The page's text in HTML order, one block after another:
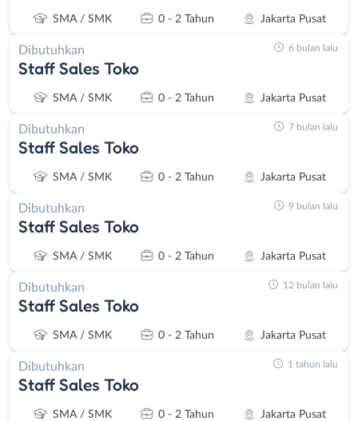
SMA / SMK 0 - 2 Tahun Jakarta Pusat
Dibutuhkan
Staff Sales Toko
SMA / SMK 0 - 2 Tahun Jakarta Pusat
6 bulan lalu
Dibutuhkan
Staff Sales Toko
SMA / SMK 0 - 2 Tahun Jakarta Pusat
7 bulan lalu
Dibutuhkan
Staff Sales Toko
SMA / SMK 0 - 2 Tahun Jakarta Pusat
9 bulan lalu
Dibutuhkan
Staff Sales Toko
SMA / SMK 0 - 2 Tahun Jakarta Pusat
12 bulan lalu
Dibutuhkan
Staff Sales Toko
SMA / SMK 0 - 2 Tahun Jakarta Pusat
1 tahun lalu